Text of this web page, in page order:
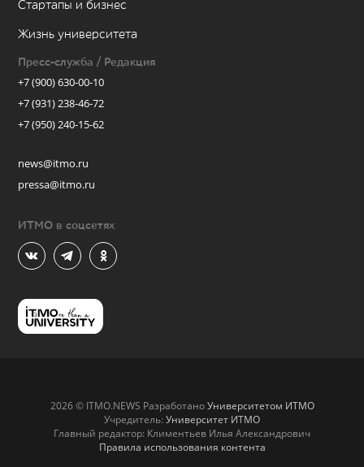
Стартапы и бизнес
Жизнь университета
Пресс-служба / Редакция
+7 (900) 630-00-10
+7 (931) 238-46-72
+7 (950) 240-15-62
news@itmo.ru
pressa@itmo.ru
ИТМО в соцсетях
2026 © ITMO.NEWS РазработаноУниверситетом ИТМО
Учредитель: Университет ИТМО
Главный редактор: Климентьев Илья Александрович
Правила использования контента